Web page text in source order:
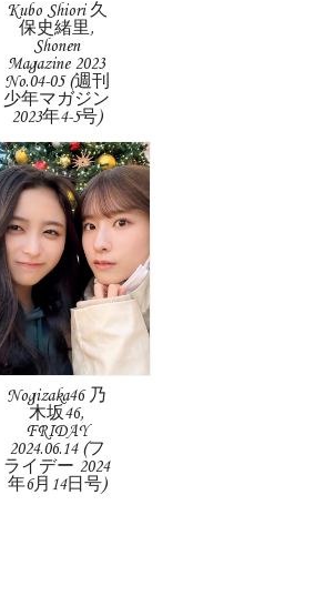
Kubo Shiori 久
保史緒里,
Shonen
Magazine 2023
No.04-05 (週刊
少年マガジン
2023年4-5号)
Nogizaka46 乃
木坂46,
FRIDAY
2024.06.14 (フ
ライデー 2024
年6月14日号)